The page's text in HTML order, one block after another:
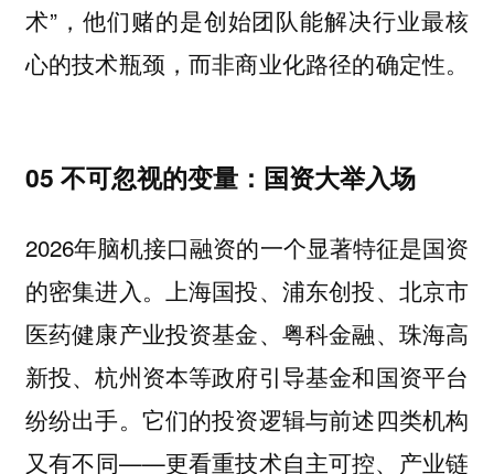
术”，他们赌的是创始团队能解决行业最核
心的技术瓶颈，而非商业化路径的确定性。
05 不可忽视的变量：国资大举入场
2026年脑机接口融资的一个显著特征是国资
的密集进入。上海国投、浦东创投、北京市
医药健康产业投资基金、粤科金融、珠海高
新投、杭州资本等政府引导基金和国资平台
纷纷出手。它们的投资逻辑与前述四类机构
又有不同——更看重技术自主可控、产业链